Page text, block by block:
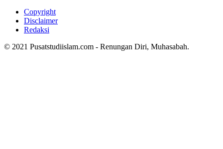
Copyright
Disclaimer
Redaksi
© 2021 Pusatstudiislam.com - Renungan Diri, Muhasabah.